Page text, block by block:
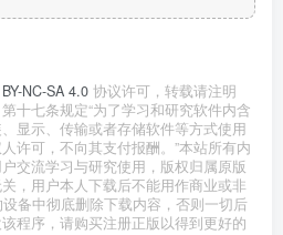
NC-SA 4.0 协议许可，转载请注明
十七条规定“为了学习和研究软件内含
显示、传输或者存储软件等方式使用
许可，不向其支付报酬。”本站所有内
交流学习与研究使用，版权归属原版
，用户本人下载后不能用作商业或非
备中彻底删除下载内容，否则一切后
程序，请购买注册正版以得到更好的